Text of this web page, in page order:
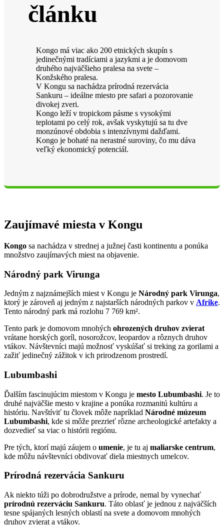
článku
Kongo má viac ako 200 etnických skupín s
jedinečnými tradíciami a jazykmi a je domovom
druhého najväčšieho pralesa na svete –
Konžského pralesa.
V Kongu sa nachádza prírodná rezervácia
Sankuru – ideálne miesto pre safari a pozorovanie
divokej zveri.
Kongo leží v tropickom pásme s vysokými
teplotami po celý rok, avšak vyskytujú sa tu dve
monzúnové obdobia s intenzívnymi dažďami.
Kongo je bohaté na nerastné suroviny, čo mu dáva
veľký ekonomický potenciál.
Zaujímavé miesta v Kongu
Kongo sa nachádza v strednej a južnej časti kontinentu a ponúka
množstvo zaujímavých miest na objavenie.
Národný park Virunga
Jedným z najznámejších miest v Kongu je Národný park Virunga,
ktorý je zároveň aj jedným z najstarších národných parkov v Afrike.
Tento národný park má rozlohu 7 769 km².
Tento park je domovom mnohých ohrozených druhov zvierat
vrátane horských goríl, nosorožcov, leopardov a rôznych druhov
vtákov. Návštevníci majú možnosť vyskúšať si treking za gorilami a
zažiť jedinečný zážitok v ich prirodzenom prostredí.
Lubumbashi
Ďalším fascinujúcim miestom v Kongu je mesto Lubumbashi. Je to
druhé najväčšie mesto v krajine a ponúka rozmanitú kultúru a
históriu. Navštíviť tu človek môže napríklad Národné múzeum
Lubumbashi, kde si môže prezrieť rôzne archeologické artefakty a
dozvedieť sa viac o histórii regiónu.
Pre tých, ktorí majú záujem o umenie, je tu aj maliarske centrum,
kde môžu návštevníci obdivovať diela miestnych umelcov.
Prírodná rezervácia Sankuru
Ak niekto túži po dobrodružstve a prírode, nemal by vynechať
prírodnú rezerváciu Sankuru. Táto oblasť je jednou z najväčších
tesne spájaných lesných oblastí na svete a domovom mnohých
druhov zvierat a vtákov.